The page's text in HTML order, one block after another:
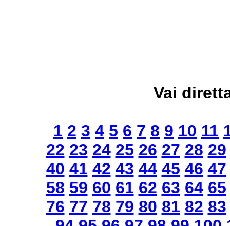
Vai
1 2 3 4 5 6 7 8 9 10 11
22 23 24 25 26 27 28 29
40 41 42 43 44 45 46 47
58 59 60 61 62 63 64 65
76 77 78 79 80 81 82 83